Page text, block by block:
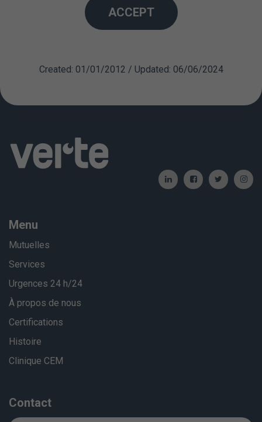
cette précaution augmente le risque de nausées et
vomissements pendant l'opération et au cours de la
Created: 01/01/2012 / Updated: 06/06/2024
Menu
Mutuelles
Services
Urgences 24 h/24
À propos de nous
Certifications
Histoire
Clinique CEM
Contact
ACCEPT